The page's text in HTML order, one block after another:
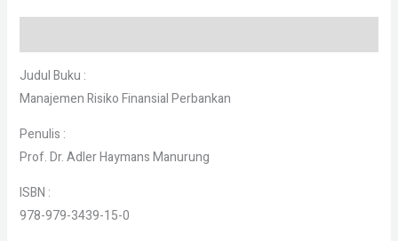
Judul Buku :
Manajemen Risiko Finansial Perbankan
Penulis :
Prof. Dr. Adler Haymans Manurung
ISBN :
978-979-3439-15-0